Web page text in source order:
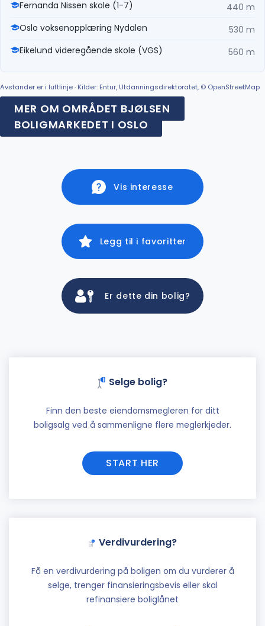
Fernanda Nissen skole (1-7)
440 m
Oslo voksenopplæring Nydalen
530 m
Eikelund videregående skole (VGS)
560 m
Avstander er i luftlinje · Kilder: Entur, Utdanningsdirektoratet, © OpenStreetMap
MER OM OMRÅDET BJØLSEN
BOLIGMARKEDET I OSLO
Vis interesse
Legg til i favoritter
Er dette din bolig?
Selge bolig?
Finn den beste eiendomsmegleren for ditt
boligsalg ved å sammenligne flere meglerkjeder.
START HER
Verdivurdering?
Få en verdivurdering på boligen om du vurderer å
selge, trenger finansieringsbevis eller skal
refinansiere boliglånet